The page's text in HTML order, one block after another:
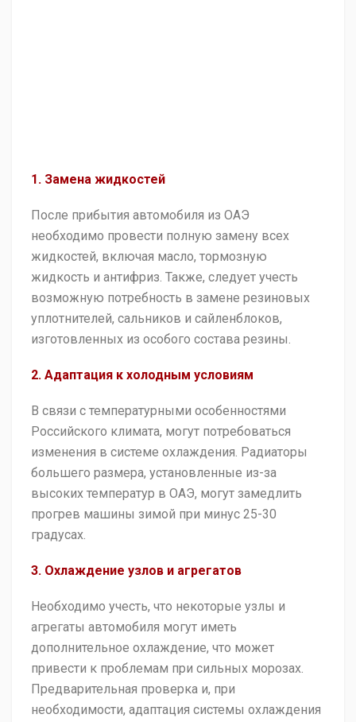
1. Замена жидкостей
После прибытия автомобиля из ОАЭ
необходимо провести полную замену всех
жидкостей, включая масло, тормозную
жидкость и антифриз. Также, следует учесть
возможную потребность в замене резиновых
уплотнителей, сальников и сайленблоков,
изготовленных из особого состава резины.
2. Адаптация к холодным условиям
В связи с температурными особенностями
Российского климата, могут потребоваться
изменения в системе охлаждения. Радиаторы
большего размера, установленные из-за
высоких температур в ОАЭ, могут замедлить
прогрев машины зимой при минус 25-30
градусах.
3. Охлаждение узлов и агрегатов
Необходимо учесть, что некоторые узлы и
агрегаты автомобиля могут иметь
дополнительное охлаждение, что может
привести к проблемам при сильных морозах.
Предварительная проверка и, при
необходимости, адаптация системы охлаждения